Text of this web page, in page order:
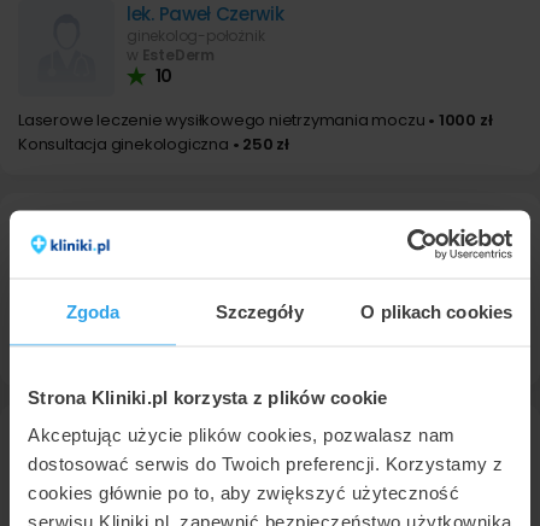
Zgoda Szczegóły O plikach cookies
Strona Kliniki.pl korzysta z plików cookie
Akceptując użycie plików cookies, pozwalasz nam
dostosować serwis do Twoich preferencji. Korzystamy z
cookies głównie po to, aby zwiększyć użyteczność
serwisu Kliniki.pl, zapewnić bezpieczeństwo użytkownika
lek. Paweł Czerwik
ginekolog-położnik
w EsteDerm
10
Laserowe leczenie wysiłkowego nietrzymania moczu • 1000 zł
Konsultacja ginekologiczna • 250 zł
dr n. med. Dagmara Pluta
ginekolog-położnik
wSERAFIN Klinika dla Kobiet